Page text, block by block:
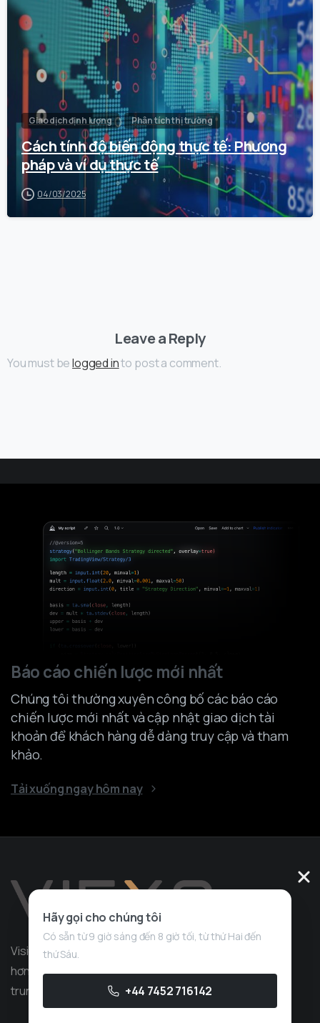
Giao dịch định lượng Phân tích thị trường
Cách tính độ biến động thực tế: Phương
pháp và ví dụ thực tế
04/03/2025
Leave a Reply
You must belogged into post a comment.
Hãy gọi cho chúng tôi
Có sẵn từ 9 giờ sáng đến 8 giờ tối, từ thứ Hai đến
thứ Sáu.
+44 7452 716142
Báo cáo chiến lược mới nhất
Chúng tôi thường xuyên công bố các báo cáo
chiến lược mới nhất và cập nhật giao dịch tài
khoản để khách hàng dễ dàng truy cập và tham
khảo.
Tải xuống ngay hôm nay
Vision Quant là công ty dịch vụ giao dịch định lượng có
hơn 10 năm kinh nghiệm trong phát triển chiến lược, tập
trung vào giao dịch độc quyền.